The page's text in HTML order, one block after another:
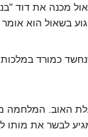
את דוד
בשאול הוא
כמורד
האוב. המלחמה
לבשר את מותו